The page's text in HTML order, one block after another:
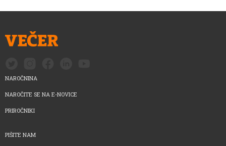
NAROČNINA
NAROČITE SE NA E-NOVICE
PRIROČNIKI
PIŠITE NAM